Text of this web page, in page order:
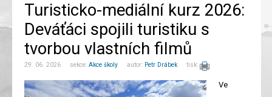
Turisticko-mediální kurz 2026:
Deváťáci spojili turistiku s
tvorbou vlastních filmů
29. 06. 2026 sekce: Akce školy autor: Petr Drábek tisk:
Ve